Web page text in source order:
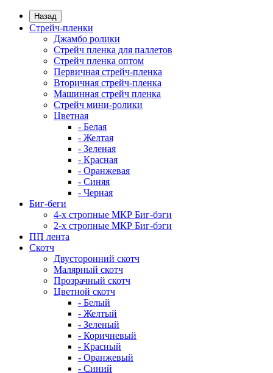
Назад
Стрейч-пленки
Джамбо ролики
Стрейч пленка для паллетов
Стрейч пленка оптом
Первичная стрейч-пленка
Вторичная стрейч-пленка
Машинная стрейч пленка
Стрейч мини-ролики
Цветная
- Белая
- Желтая
- Зеленая
- Красная
- Оранжевая
- Синяя
- Черная
Биг-беги
4-х стропные МКР Биг-бэги
2-х стропные МКР Биг-бэги
ПП лента
Скотч
Двусторонний скотч
Малярный скотч
Прозрачный скотч
Цветной скотч
- Белый
- Желтый
- Зеленый
- Коричневый
- Красный
- Оранжевый
- Синий